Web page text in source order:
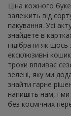
Ціна кожного
залежить від
пакування. Усі
знайдете в
підібрати як щось
ексклюзивні
трохи впливає
зелені, яку ми
знайти гарне
напишіть нам, і
без космічних